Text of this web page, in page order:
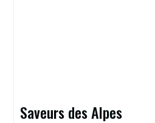
Saveurs des Alpes